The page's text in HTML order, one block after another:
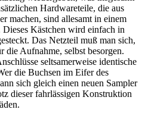
Hardwareteile, die aus
machen, sind allesamt in einem
Kästchen wird einfach in
Das Netzteil muß man sich,
die Aufnahme, selbst besorgen.
seltsamerweise identische
die Buchsen im Eifer des
sich gleich einen neuen Sampler
dieser fahrlässigen Konstruktion